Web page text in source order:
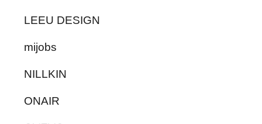
LEEU DESIGN
mijobs
NILLKIN
ONAIR